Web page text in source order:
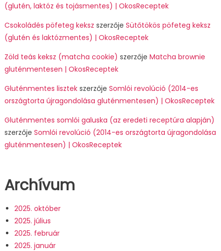
(glutén, laktóz és tojásmentes) | OkosReceptek
Csokoládés pöfeteg keksz szerzője Sütőtökös pöfeteg keksz
(glutén és laktózmentes) | OkosReceptek
Zöld teás keksz (matcha cookie) szerzője Matcha brownie
gluténmentesen | OkosReceptek
Gluténmentes lisztekszerzője Somlói revolúció (2014-es
országtorta újragondolása gluténmentesen) | OkosReceptek
Gluténmentes somlói galuska (az eredeti receptúra alapján)
szerzője Somlói revolúció (2014-es országtorta újragondolása
gluténmentesen) | OkosReceptek
Archívum
2025. október
2025. július
2025. február
2025. január